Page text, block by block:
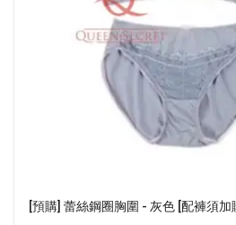
[預購] 蕾絲鋼圈胸圍 - 灰色 [配褲須加